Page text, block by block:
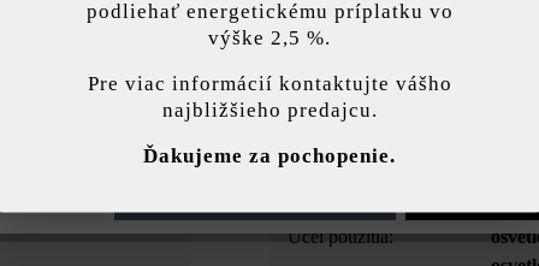
Farba:
Výkon vo W:
Účel použitia:
používa súbory cookie, aby vám ponúkla najlepšiu možnú funkčnosť...
Povoliť všetky
podliehať energetickému príplatku vo
výške 2,5 %.
Pre viac informácií kontaktujte vášho
najbližšieho predajcu.
Ďakujeme za pochopenie.